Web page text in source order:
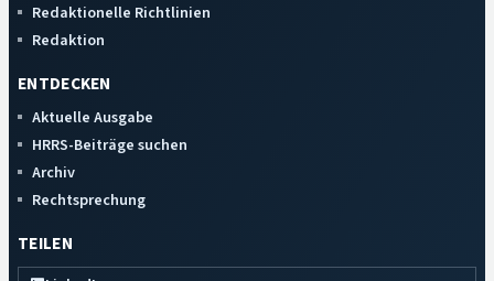
Redaktionelle Richtlinien
Redaktion
ENTDECKEN
Aktuelle Ausgabe
HRRS-Beiträge suchen
Archiv
Rechtsprechung
TEILEN